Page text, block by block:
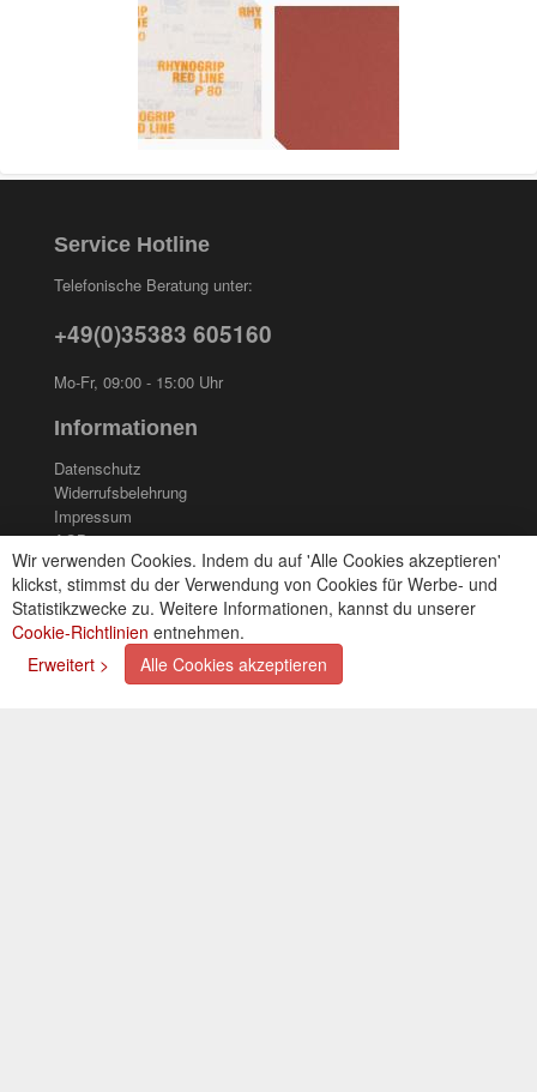
Wir verwenden Cookies. Indem du auf 'Alle Cookies akzeptieren'
klickst, stimmst du der Verwendung von Cookies für Werbe- und
Statistikzwecke zu. Weitere Informationen, kannst du unserer
Cookie-Richtlinien entnehmen.
Erweitert >
Alle Cookies akzeptieren
Service Hotline
Telefonische Beratung unter:
+49(0)35383 605160
Mo-Fr, 09:00 - 15:00 Uhr
Informationen
Datenschutz
Widerrufsbelehrung
Impressum
AGB
Kontakt
Cookies einstellungen
Zahlungsarten